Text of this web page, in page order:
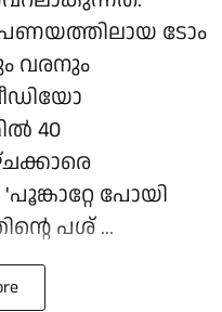
ടോം
വരനും
40
പോയി
പശ് ...